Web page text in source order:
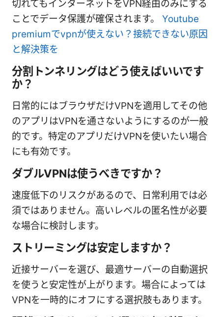
切れてもインターネットをVPN経由のみにする
ことでデータ保護が確保されます。 Youtube
premiumでvpnが使えない？接続できない原因
と解決策を
分割トンネリングはどう使えばいいです
か？
日常的にはブラウザだけVPNを適用してその他
のアプリはVPNを通さないようにするのが一般
的です。特定のアプリだけVPNを使いたい場合
にも有効です。
ダブルVPNは使うべきですか？
速度低下のリスクがあるので、日常利用では必
須ではありません。高いレベルの匿名性が必要
な場合に検討します。
ストリーミングは安定しますか？
近接サーバーを選び、最適サーバーの自動選択
を使うと安定性が上がります。場合によっては
VPNを一時的にオフにする選択肢もあります。